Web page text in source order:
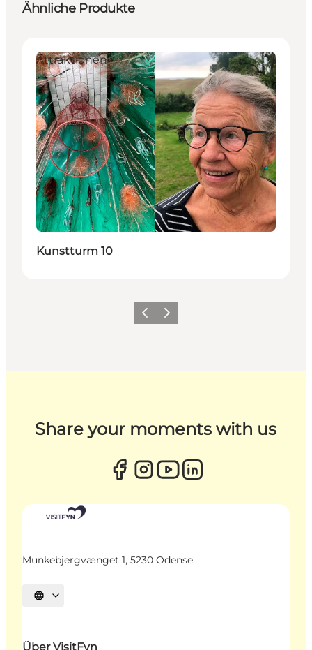
Ähnliche Produkte
Attraktionen
Kunstturm 10
ZurückWeiter
Share your moments with us
Munkebjergvænget 1, 5230 Odense
Sprache auswählen
Über VisitFyn